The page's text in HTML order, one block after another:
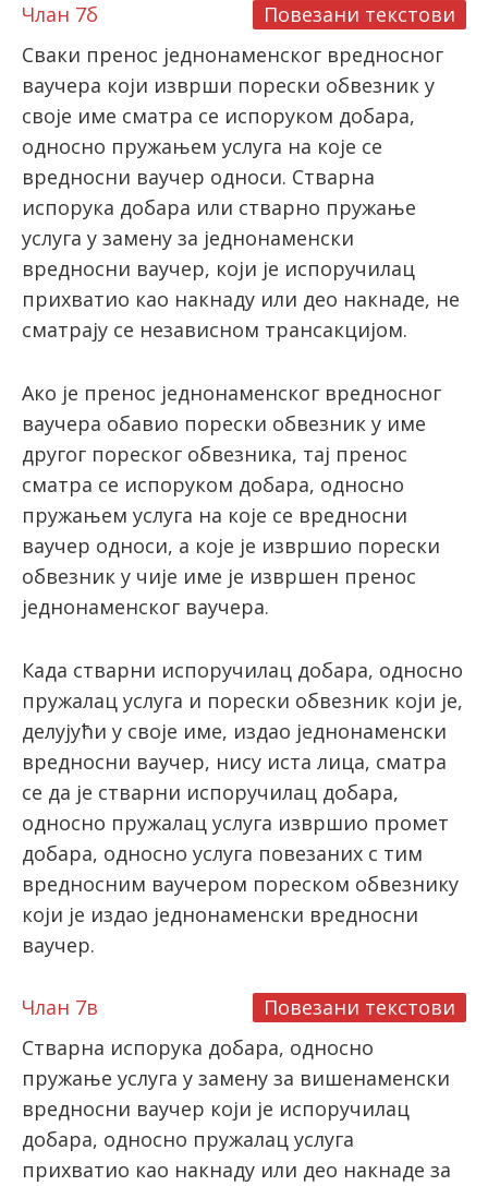
Повезани текстови
Члан 7б
Сваки пренос једнонаменског вредносног
ваучера који изврши порески обвезник у
своје име сматра се испоруком добара,
односно пружањем услуга на које се
вредносни ваучер односи. Стварна
испорука добара или стварно пружање
услуга у замену за једнонаменски
вредносни ваучер, који је испоручилац
прихватио као накнаду или део накнаде, не
сматрају се независном трансакцијом.
Ако је пренос једнонаменског вредносног
ваучера обавио порески обвезник у име
другог пореског обвезника, тај пренос
сматра се испоруком добара, односно
пружањем услуга на које се вредносни
ваучер односи, а које је извршио порески
обвезник у чије име је извршен пренос
једнонаменског ваучера.
Када стварни испоручилац добара, односно
пружалац услуга и порески обвезник који је,
делујући у своје име, издао једнонаменски
вредносни ваучер, нису иста лица, сматра
се да је стварни испоручилац добара,
односно пружалац услуга извршио промет
добара, односно услуга повезаних с тим
вредносним ваучером пореском обвезнику
који је издао једнонаменски вредносни
ваучер.
Повезани текстови
Члан 7в
Стварна испорука добара, односно
пружање услуга у замену за вишенаменски
вредносни ваучер који је испоручилац
добара, односно пружалац услуга
прихватио као накнаду или део накнаде за